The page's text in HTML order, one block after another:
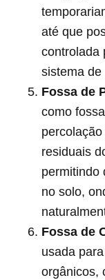
até que
controlada
sistema de
Fossa de
como
residuais
permitindo
no solo,
Fossa de
usada
orgânicos,